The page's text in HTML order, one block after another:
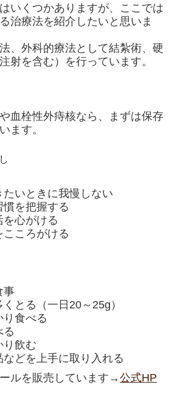
いくつかありますが、ここでは
治療法を紹介したいと思いま
、外科的療法として結紮術、硬
射を含む）を行っています。
血栓性外痔核なら、まずは保存
ます。
たいときに我慢しない
慣を把握する
を心がける
ころがける
事
とる（一日20～25g）
り食べる
る
り飲む
どを上手に取り入れる
ルを販売しています→公式HP